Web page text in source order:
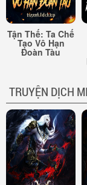
Tận Thế: Ta Chế
Tạo Vô Hạn
Đoàn Tàu
TRUYỆN DỊCH